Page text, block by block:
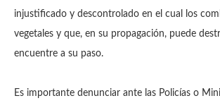
injustificado y descontrolado en el cual los
vegetales y que, en su propagación, puede
encuentre a su paso.
Es importante denunciar ante las Policías o